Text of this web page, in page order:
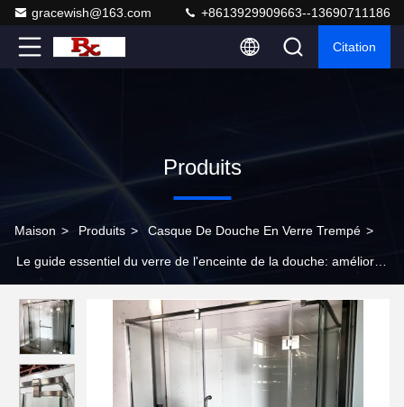
gracewish@163.com +8613929909663--13690711186
Citation
Produits
Maison > Produits > Casque De Douche En Verre Trempé >
Le guide essentiel du verre de l'enceinte de la douche: améliorer